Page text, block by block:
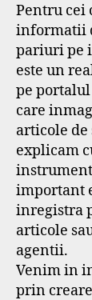
Pentru cei
informatii
pariuri pe
este un
pe portalul
care
articole
explicam
important
inregistra
articole
agentii.
Venim in
prin